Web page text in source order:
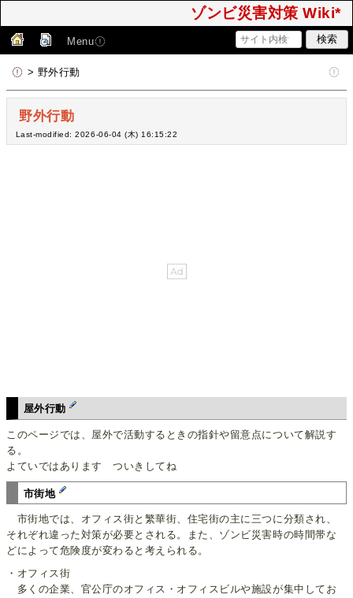
ゾンビ災害対策 Wiki*
Menu
> 野外行動
野外行動
Last-modified: 2026-06-04 (木) 16:15:22
屋外行動
このページでは、屋外で活動するときの指針や留意点について解説す
る。
よていではあります ついきしてね
市街地
市街地では、オフィス街と繁華街、住宅街の主に三つに分類され、
それぞれ違った対策が必要とされる。また、ゾンビ災害時の時間帯な
どによって危険度が変わると考えられる。
・オフィス街
多くの企業、官公庁のオフィス・オフィスビルや施設が集中してお